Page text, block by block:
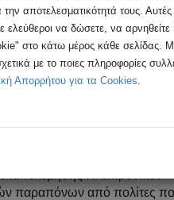
να ξέρετε για τις
να ξέρετε
Ηλεκτρονικού
παραπόνων από πολίτες
την αποτελεσματικότητά τους.
ελεύθεροι να δώσετε, να
στο κάτω μέρος κάθε σελίδας.
με το ποιες πληροφορίες
Απορρήτου για τα Cookies.